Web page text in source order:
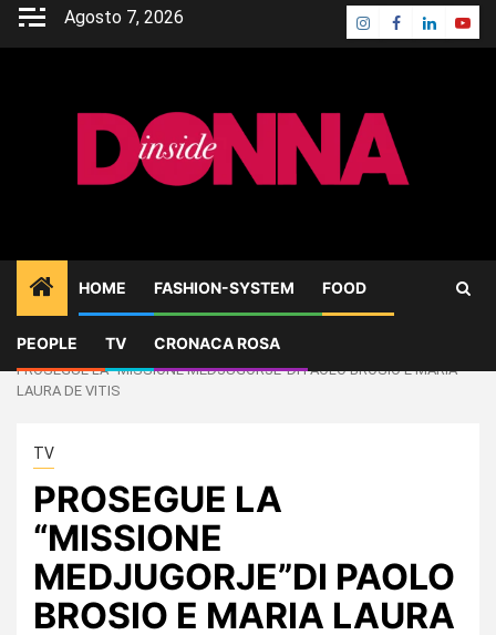
Skip
Agosto 7, 2026 Instagram
Facebook
Linkedin
HOME FASHION-SYSTEM FOOD
PEOPLE TV CRONACA ROSA
Home
TV
PROSEGUE LA “MISSIONE MEDJUGORJE”DI PAOLO BROSIO E MARIA
LAURA DE VITIS
TV
PROSEGUE LA
“MISSIONE
MEDJUGORJE”DI PAOLO
BROSIO E MARIA LAURA